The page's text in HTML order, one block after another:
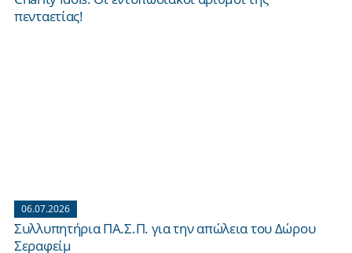
πενταετίας!
06.07.2026
Συλλυπητήρια ΠΑ.Σ.Π. για την απώλεια του Δώρου
Σεραφείμ